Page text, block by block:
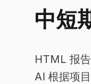
中短
HTML 报
AI 根据项